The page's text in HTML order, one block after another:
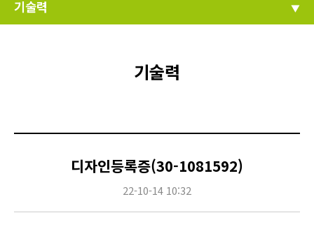
기술력
기술력
디자인등록증(30-1081592)
22-10-14 10:32